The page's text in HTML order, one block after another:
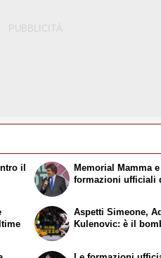
il
Memorial Mamma
formazioni ufficiali
Aspetti Simeone,
Kulenovic: è il